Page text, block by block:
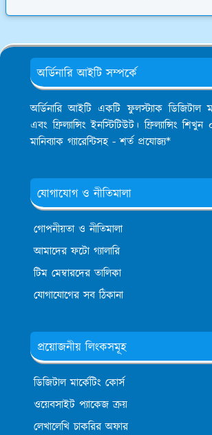
অর্ডিনারি আইটি সম্পর্কে
অর্ডিনারি আইটি একটি ফুলস্ট্যাক ডিজিটাল
এবং ফ্রিল্যান্সিং ইনস্টিটিউট। ফ্রিল্যান্সিং
মানিব্যাক গ্যারেন্টিসহ - শর্ত প্রযোজ্য*
যোগাযোগ ও নীতিমালা
গোপনীয়তা ও নীতিমালা
আমাদের ফটো গ্যালারি
টিম মেম্বারদের তালিকা
যোগাযোগের সব ঠিকানা
প্রয়োজনীয় লিংকসমূহ
ডিজিটাল মার্কেটিং কোর্স
ওয়েবসাইট প্যাকেজ ক্রয়
লেখালেখি চাকরির অফার